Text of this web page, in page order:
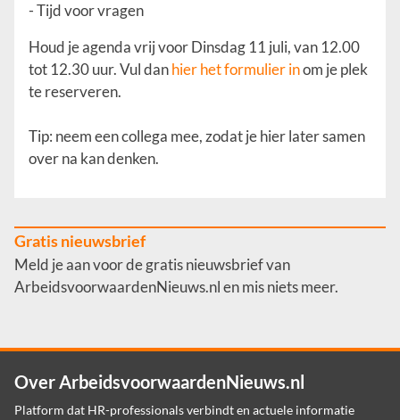
- Tijd voor vragen
Houd je agenda vrij voor Dinsdag 11 juli, van 12.00
tot 12.30 uur. Vul danhier het formulier inom je plek
te reserveren.
Tip: neem een collega mee, zodat je hier later samen
over na kan denken.
Gratis nieuwsbrief
Meld je aan voor de gratis nieuwsbrief van
ArbeidsvoorwaardenNieuws.nl en mis niets meer.
Over ArbeidsvoorwaardenNieuws.nl
Platform dat HR-professionals verbindt en actuele informatie